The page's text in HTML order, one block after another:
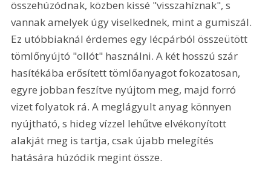
összehúzódnak, közben kissé "visszahíznak", s
vannak amelyek úgy viselkednek, mint a gumiszál.
Ez utóbbiaknál érdemes egy lécpárból összeütött
tömlőnyújtó "ollót" használni. A két hosszú szár
hasítékába erősített tömlőanyagot fokozatosan,
egyre jobban feszítve nyújtom meg, majd forró
vizet folyatok rá. A meglágyult anyag könnyen
nyújtható, s hideg vízzel lehűtve elvékonyított
alakját meg is tartja, csak újabb melegítés
hatására húzódik megint össze.